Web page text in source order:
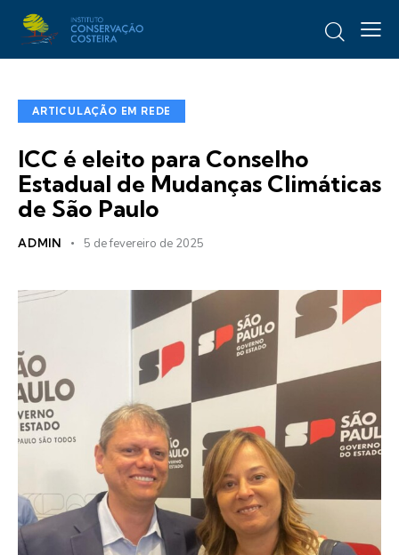
ARTICULAÇÃO EM REDE
ICC é eleito para Conselho
Estadual de Mudanças Climáticas
de São Paulo
ADMIN 5 de fevereiro de 2025